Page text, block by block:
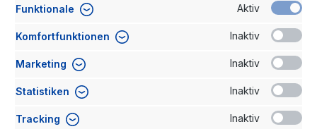
Wir sind zur Teilnahme an einem
Streitbeilegungsverfahren vor einer
Verbraucherschlichtungsstelle weder verpflichtet noch
bereit.
Urheberrechtliche Hinweise
Die Rechte für alle Inhalte der Website liegen bei der
Funktionale Aktiv
Komfortfunktionen Inaktiv
Marketing Inaktiv
Statistiken Inaktiv
Tracking Inaktiv